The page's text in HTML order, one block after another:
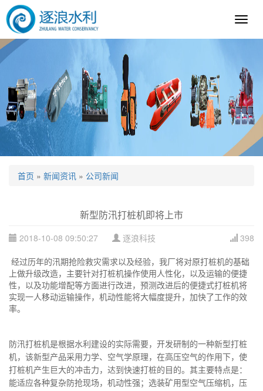
逐
首页 » 新闻资讯 » 公司新闻
新型防汛打桩机即将上市
398
2018-10-08 09:50:27
逐浪科技
经过历年的汛期抢险救灾需求以及经验，我厂将对原打桩机的基础
上做升级改造，主要针对打桩机操作使用人性化，以及运输的便捷
性，以及功能增配等方面进行改进，预测改进后的便捷式打桩机将
实现一人移动运输操作，机动性能将大幅度提升，加快了工作的效
率。
防汛打桩机是根据水利建设的实际需要，开发研制的一种新型打桩
机，该新型产品采用力学、空气学原理，在高压空气的作用下，使
打桩机产生巨大的冲击力，达到快速打桩的目的。其主要特点是：
能适应各种复杂防抢现场，机动性强；选装矿用型空气压缩机，压